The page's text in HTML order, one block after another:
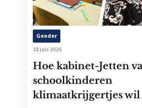
Gender
18 juli 2026
Hoe kabinet-Jetten
schoolkinderen
klimaatkrijgertjes wil